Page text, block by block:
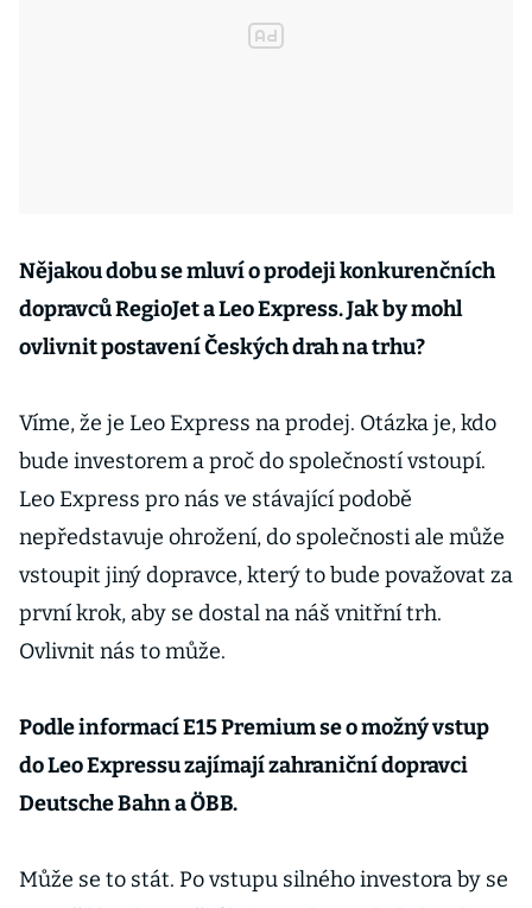
Nějakou dobu se mluví o prodeji konkurenčních
dopravců RegioJet a Leo Express. Jak by mohl
ovlivnit postavení Českých drah na trhu?
Víme, že je Leo Express na prodej. Otázka je, kdo
bude investorem a proč do společností vstoupí.
Leo Express pro nás ve stávající podobě
nepředstavuje ohrožení, do společnosti ale může
vstoupit jiný dopravce, který to bude považovat za
první krok, aby se dostal na náš vnitřní trh.
Ovlivnit nás to může.
Podle informací E15 Premium se o možný vstup
do Leo Expressu zajímají zahraniční dopravci
Deutsche Bahn a ÖBB.
Může se to stát. Po vstupu silného investora by se